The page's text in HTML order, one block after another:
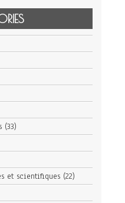
(33)
et scientifiques (22)